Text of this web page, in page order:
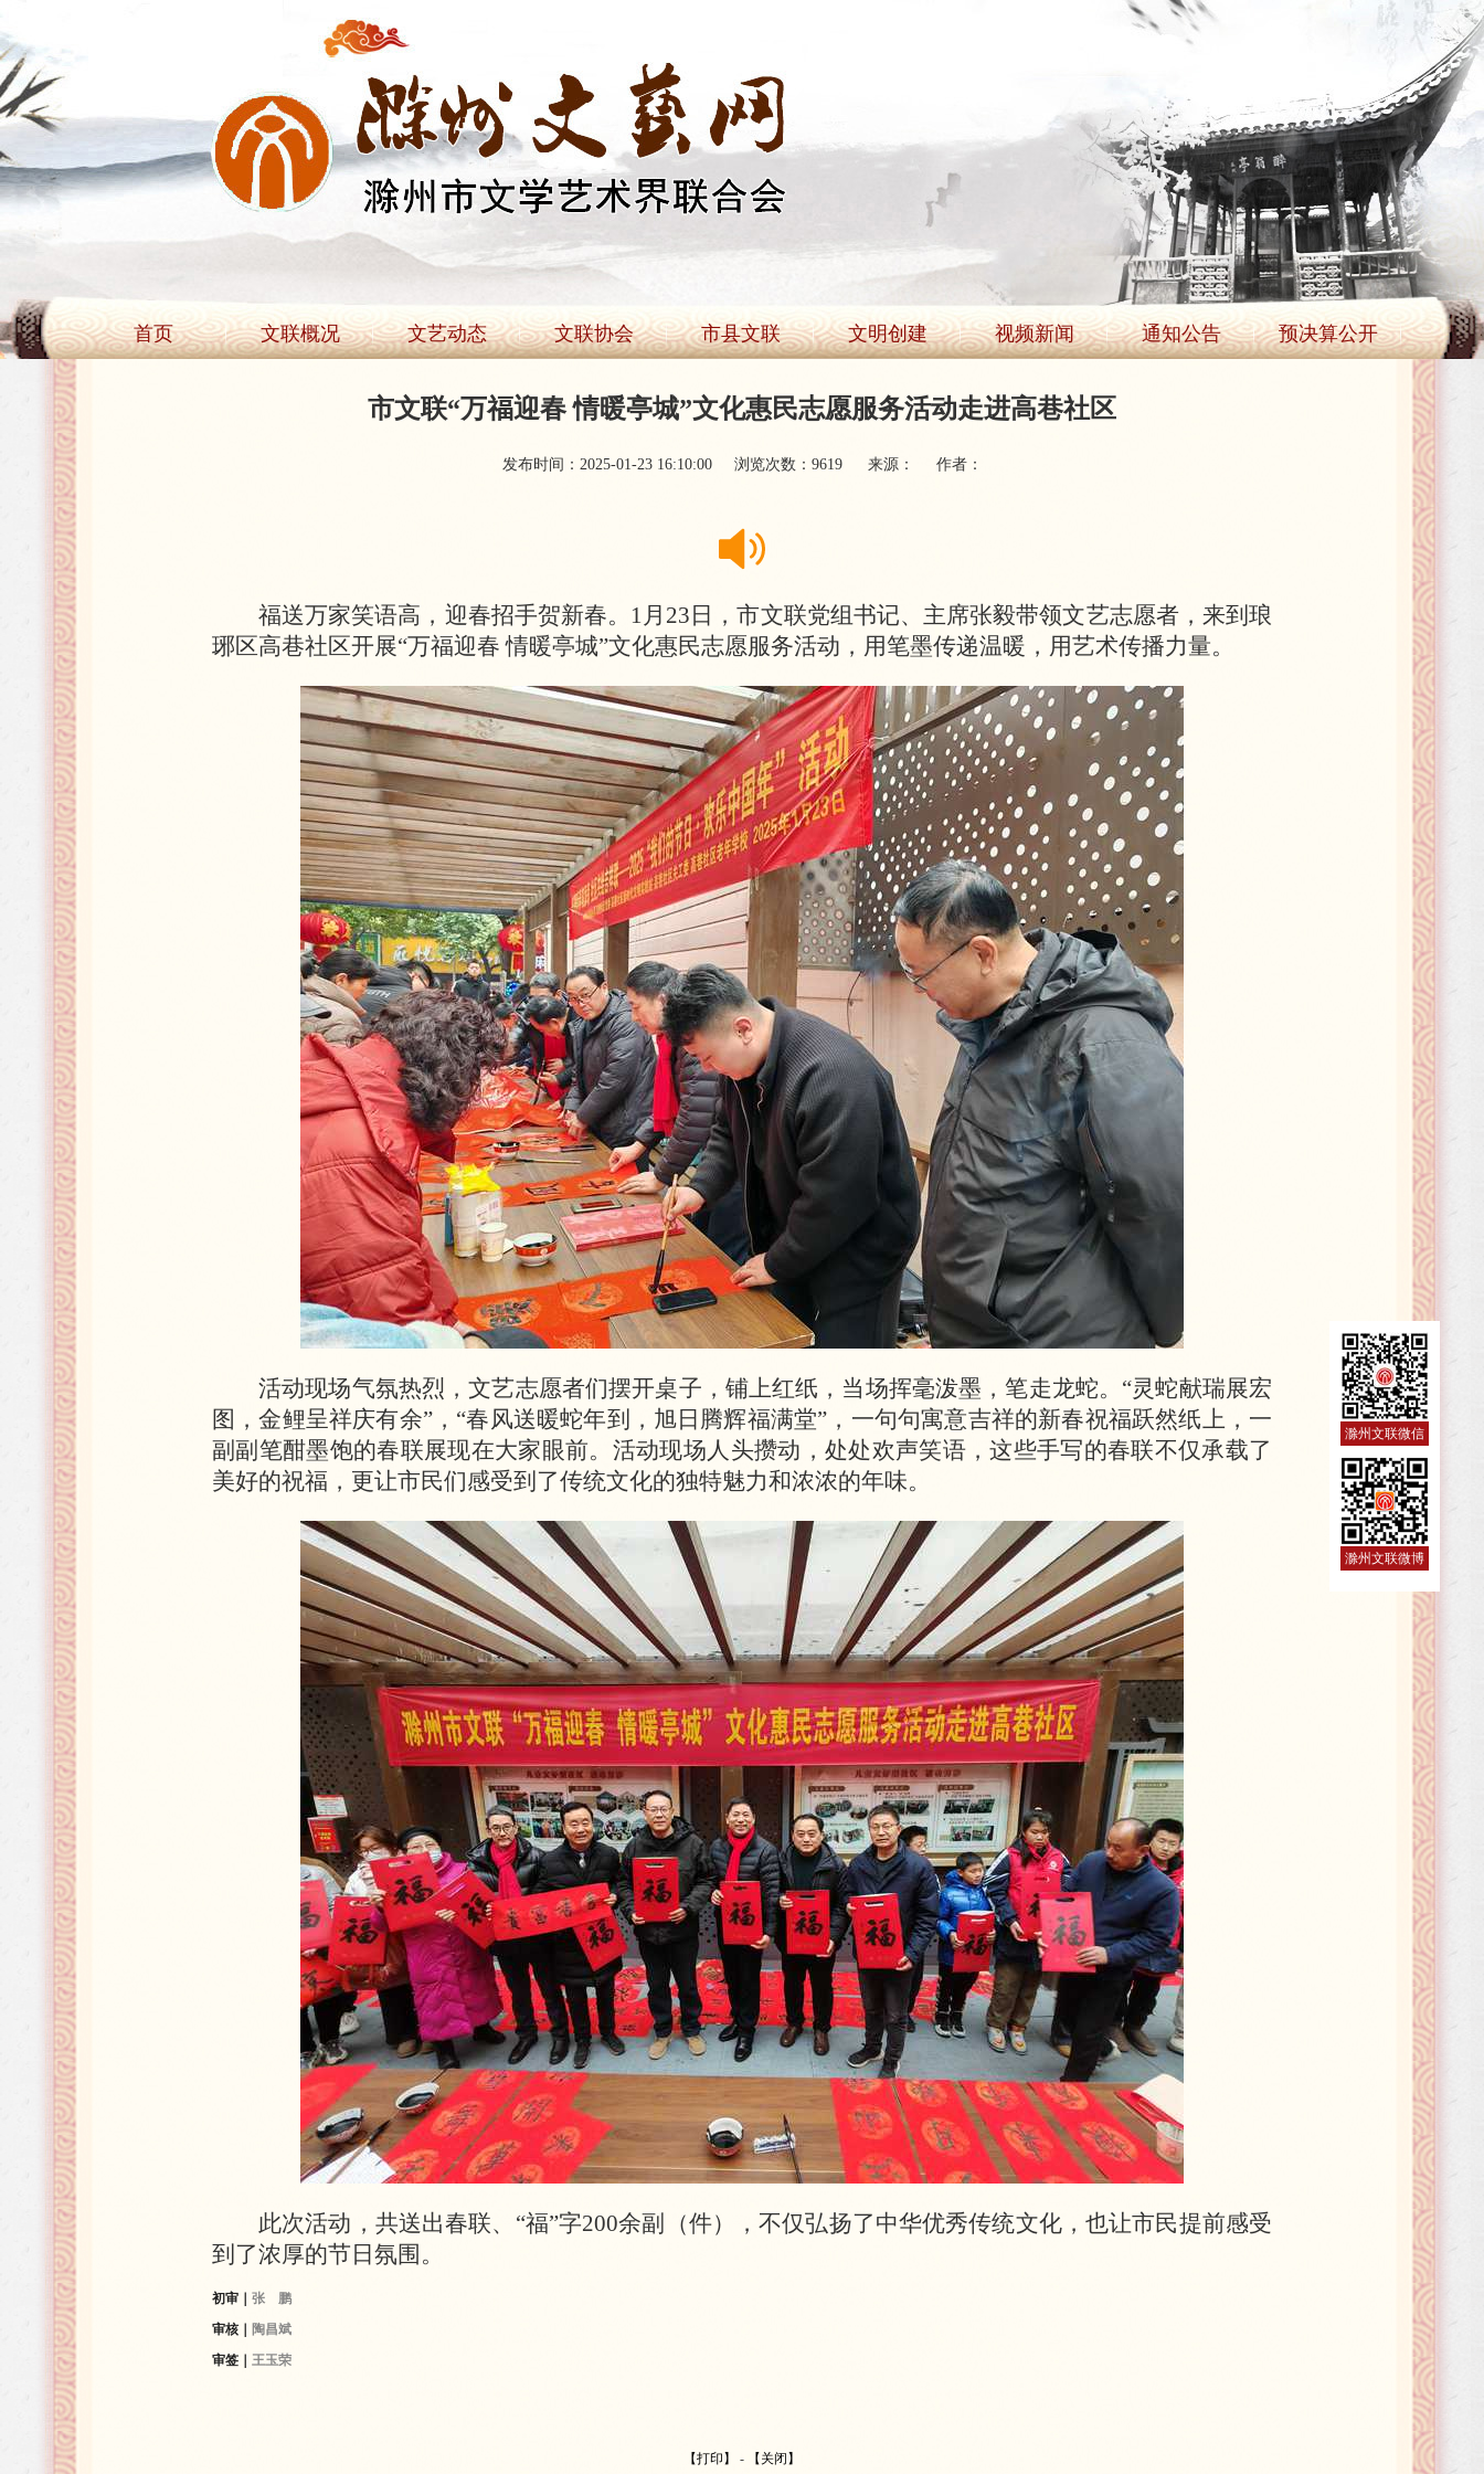
首页 文联概况 文艺动态 文联协会 市县文联 文明创建 视频新闻 通知公告 预决算公开
市文联“万福迎春 情暖亭城”文化惠民志愿服务活动走进高巷社区
发布时间：2025-01-23 16:10:00 浏览次数： 9619 来源： 作者：
福送万家笑语高，迎春招手贺新春。 1月23日，市文联党组书记、主席张毅带领文艺志愿者，来到琅
琊区高巷社区开展“万福迎春 情暖亭城”文化惠民志愿服务活动，用笔墨传递温暖，用艺术传播力量。
活动现场气氛热烈，文艺志愿者们摆开桌子，铺上红纸，当场挥毫泼墨，笔走龙蛇。 “灵蛇献瑞展宏
图，金鲤呈祥庆有余”，“春风送暖蛇年到，旭日腾辉福满堂”，一句句寓意吉祥的新春祝福跃然纸上，一
副副笔酣墨饱的春联展现在大家眼前。活动现场人头攒动，处处欢声笑语，这些手写的春联不仅承载了
美好的祝福，更让市民们感受到了传统文化的独特魅力和浓浓的年味。
此次活动，共送出春联、 “福”字200余副（件），不仅弘扬了中华优秀传统文化，也让市民提前感受
到了浓厚的节日氛围。
初审｜ 张 鹏
审核｜
陶昌斌
审签｜ 王玉荣
【打印】 - 【关闭】
滁州文联微信
滁州文联微博